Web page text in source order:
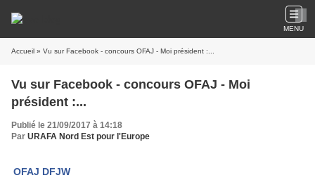
MENU
Accueil » Vu sur Facebook - concours OFAJ - Moi président :...
Vu sur Facebook - concours OFAJ - Moi
président :...
Publié le 21/09/2017 à 14:18
Par URAFA Nord Est pour l'Europe
OFAJ DFJW